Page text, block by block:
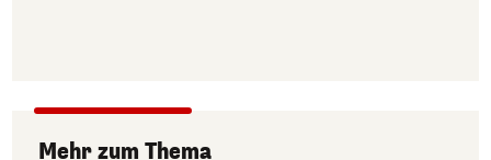
Mehr zum Thema